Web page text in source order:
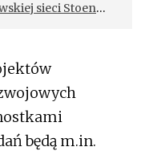
sieci Stoen
będą m.in.